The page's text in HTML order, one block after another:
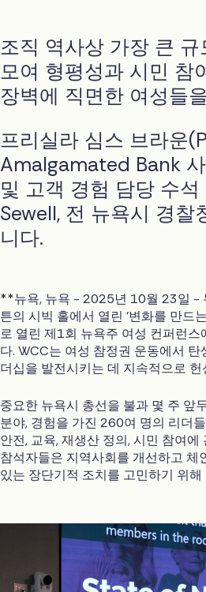
조직 역사상 가장 큰
모여 형평성과 시민 참
장벽에 직면한 여성들
프리실라 심스 브라운
Amalgamated Bank
및 고객 경험 담당 수
Sewell, 전 뉴욕시 경
니다.
**뉴욕, 뉴욕 - 2025년 10월 23일 -
튼의 시빅 홀에서 열린 '변화를 만드
로 열린 제1회 뉴욕주 여성 컨퍼런
다. WCC는 여성 참정권 운동에서
더십을 발전시키는 데 지속적으로
중요한 뉴욕시 총선을 불과 몇 주 앞
분야, 경험을 가진 260여 명의 리더
안전, 교육, 재생산 정의, 시민 참여
참석자들은 지역사회를 개선하고
있는 장단기적 조치를 고민하기 위해